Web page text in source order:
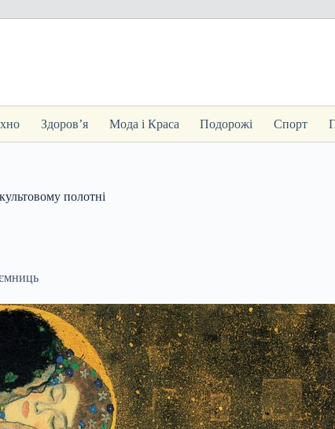
Здоров’я Мода і Краса Подорожі Спорт
полотні